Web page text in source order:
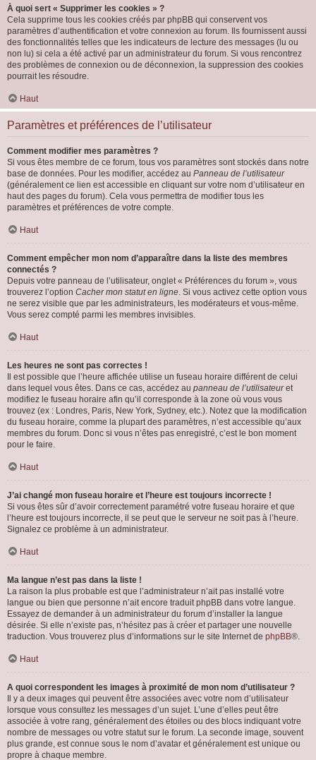
À quoi sert « Supprimer les cookies » ?
Cela supprime tous les cookies créés par phpBB qui conservent vos
paramètres d’authentification et votre connexion au forum. Ils fournissent aussi
des fonctionnalités telles que les indicateurs de lecture des messages (lu ou
non lu) si cela a été activé par un administrateur du forum. Si vous rencontrez
des problèmes de connexion ou de déconnexion, la suppression des cookies
pourrait les résoudre.
Haut
Paramètres et préférences de l’utilisateur
Comment modifier mes paramètres ?
Si vous êtes membre de ce forum, tous vos paramètres sont stockés dans notre
base de données. Pour les modifier, accédez au Panneau de l’utilisateur
(généralement ce lien est accessible en cliquant sur votre nom d’utilisateur en
haut des pages du forum). Cela vous permettra de modifier tous les
paramètres et préférences de votre compte.
Haut
Comment empêcher mon nom d’apparaître dans la liste des membres
connectés ?
Depuis votre panneau de l’utilisateur, onglet « Préférences du forum », vous
trouverez l’option Cacher mon statut en ligne. Si vous activez cette option vous
ne serez visible que par les administrateurs, les modérateurs et vous-même.
Vous serez compté parmi les membres invisibles.
Haut
Les heures ne sont pas correctes !
Il est possible que l’heure affichée utilise un fuseau horaire différent de celui
dans lequel vous êtes. Dans ce cas, accédez au panneau de l’utilisateuret
modifiez le fuseau horaire afin qu’il corresponde à la zone où vous vous
trouvez (ex : Londres, Paris, New York, Sydney, etc.). Notez que la modification
du fuseau horaire, comme la plupart des paramètres, n’est accessible qu’aux
membres du forum. Donc si vous n’êtes pas enregistré, c’est le bon moment
pour le faire.
Haut
J’ai changé mon fuseau horaire et l’heure est toujours incorrecte !
Si vous êtes sûr d’avoir correctement paramétré votre fuseau horaire et que
l’heure est toujours incorrecte, il se peut que le serveur ne soit pas à l’heure.
Signalez ce problème à un administrateur.
Haut
Ma langue n’est pas dans la liste !
La raison la plus probable est que l’administrateur n’ait pas installé votre
langue ou bien que personne n’ait encore traduit phpBB dans votre langue.
Essayez de demander à un administrateur du forum d’installer la langue
désirée. Si elle n’existe pas, n’hésitez pas à créer et partager une nouvelle
traduction. Vous trouverez plus d’informations sur le site Internet de phpBB®.
Haut
A quoi correspondent les images à proximité de mon nom d’utilisateur ?
Il y a deux images qui peuvent être associées avec votre nom d’utilisateur
lorsque vous consultez les messages d’un sujet. L’une d’elles peut être
associée à votre rang, généralement des étoiles ou des blocs indiquant votre
nombre de messages ou votre statut sur le forum. La seconde image, souvent
plus grande, est connue sous le nom d’avatar et généralement est unique ou
propre à chaque membre.